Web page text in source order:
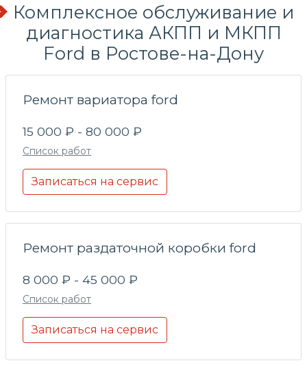
Комплексное обслуживание и
диагностика АКПП и МКПП
Ford в Ростове-на-Дону
Ремонт вариатора ford
15 000 ₽ - 80 000 ₽
Список работ
Записаться на сервис
Ремонт раздаточной коробки ford
8 000 ₽ - 45 000 ₽
Список работ
Записаться на сервис